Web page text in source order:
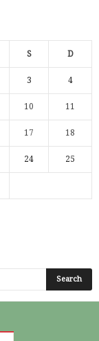
S D
3 4
10 11
17 18
24 25